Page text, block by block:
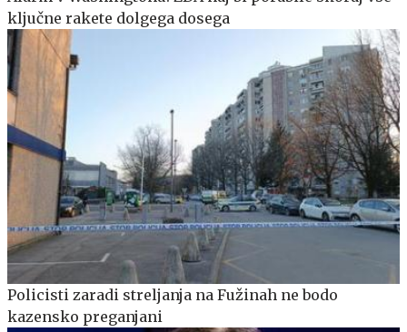
ključne rakete dolgega dosega
Policisti zaradi streljanja na Fužinah ne bodo
kazensko preganjani